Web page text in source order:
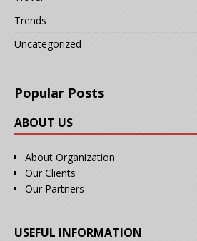
Trends
Uncategorized
Popular Posts
ABOUT US
About Organization
Our Clients
Our Partners
USEFUL INFORMATION